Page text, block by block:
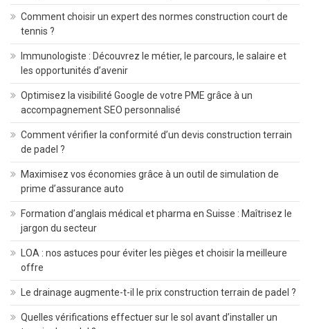
Comment choisir un expert des normes construction court de
tennis ?
Immunologiste : Découvrez le métier, le parcours, le salaire et
les opportunités d’avenir
Optimisez la visibilité Google de votre PME grâce à un
accompagnement SEO personnalisé
Comment vérifier la conformité d’un devis construction terrain
de padel ?
Maximisez vos économies grâce à un outil de simulation de
prime d’assurance auto
Formation d’anglais médical et pharma en Suisse : Maîtrisez le
jargon du secteur
LOA : nos astuces pour éviter les pièges et choisir la meilleure
offre
Le drainage augmente-t-il le prix construction terrain de padel ?
Quelles vérifications effectuer sur le sol avant d’installer un